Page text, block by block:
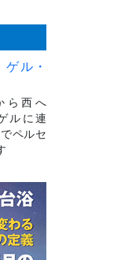
ル・
ら西へ
ルに連
ペルセ